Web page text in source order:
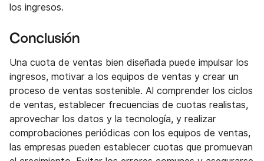
los ingresos.
Conclusión
Una cuota de ventas bien diseñada puede impulsar los
ingresos, motivar a los equipos de ventas y crear un
proceso de ventas sostenible. Al comprender los ciclos
de ventas, establecer frecuencias de cuotas realistas,
aprovechar los datos y la tecnología, y realizar
comprobaciones periódicas con los equipos de ventas,
las empresas pueden establecer cuotas que promuevan